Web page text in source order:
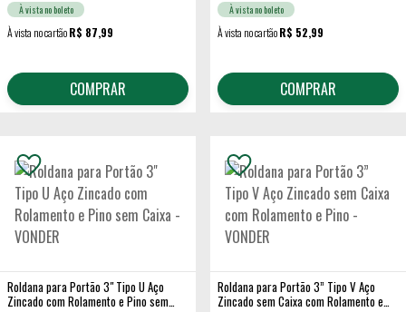
À vista no boleto
À vista no cartãoR$ 87,99
COMPRAR
À vista no boleto
À vista no cartãoR$ 52,99
COMPRAR
Roldana para Portão 3" Tipo U Aço
Zincado com Rolamento e Pino sem
Roldana para Portão 3” Tipo V Aço
Zincado sem Caixa com Rolamento e